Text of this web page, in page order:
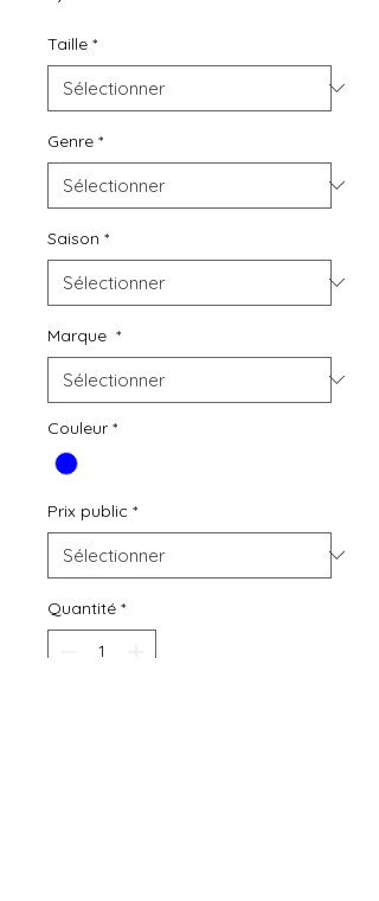
Taille *
Genre *
Saison *
Marque *
Couleur *
Prix public *
Quantité *